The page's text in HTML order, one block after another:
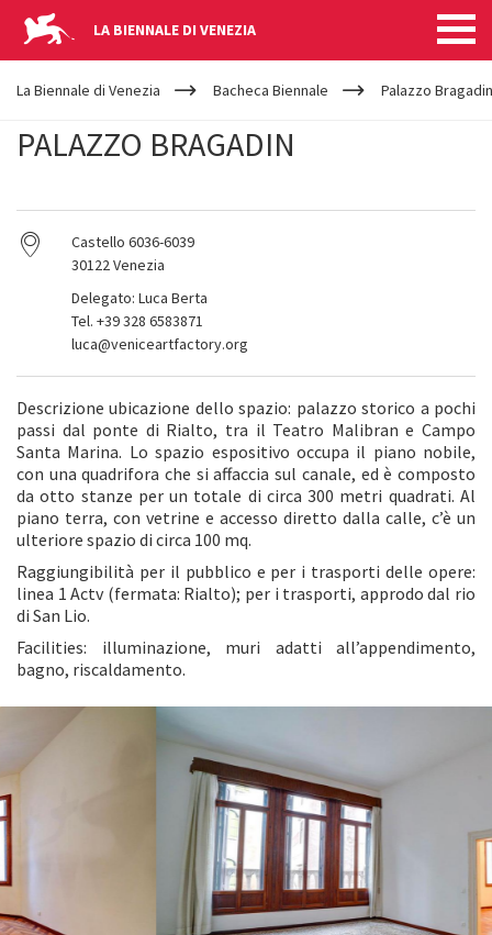
LA BIENNALE DI VENEZIA
YOUR
ARE
La Biennale di Venezia Bacheca Biennale Palazzo Bragadin
PALAZZO BRAGADIN
Castello 6036-6039
30122 Venezia
Delegato: Luca Berta
Tel. +39 328 6583871
luca@veniceartfactory.org
Descrizione ubicazione dello spazio: palazzo storico a pochi
passi dal ponte di Rialto, tra il Teatro Malibran e Campo
Santa Marina. Lo spazio espositivo occupa il piano nobile,
con una quadrifora che si affaccia sul canale, ed è composto
da otto stanze per un totale di circa 300 metri quadrati. Al
piano terra, con vetrine e accesso diretto dalla calle, c’è un
ulteriore spazio di circa 100 mq.
Raggiungibilità per il pubblico e per i trasporti delle opere:
linea 1 Actv (fermata: Rialto); per i trasporti, approdo dal rio
di San Lio.
Facilities: illuminazione, muri adatti all’appendimento,
bagno, riscaldamento.